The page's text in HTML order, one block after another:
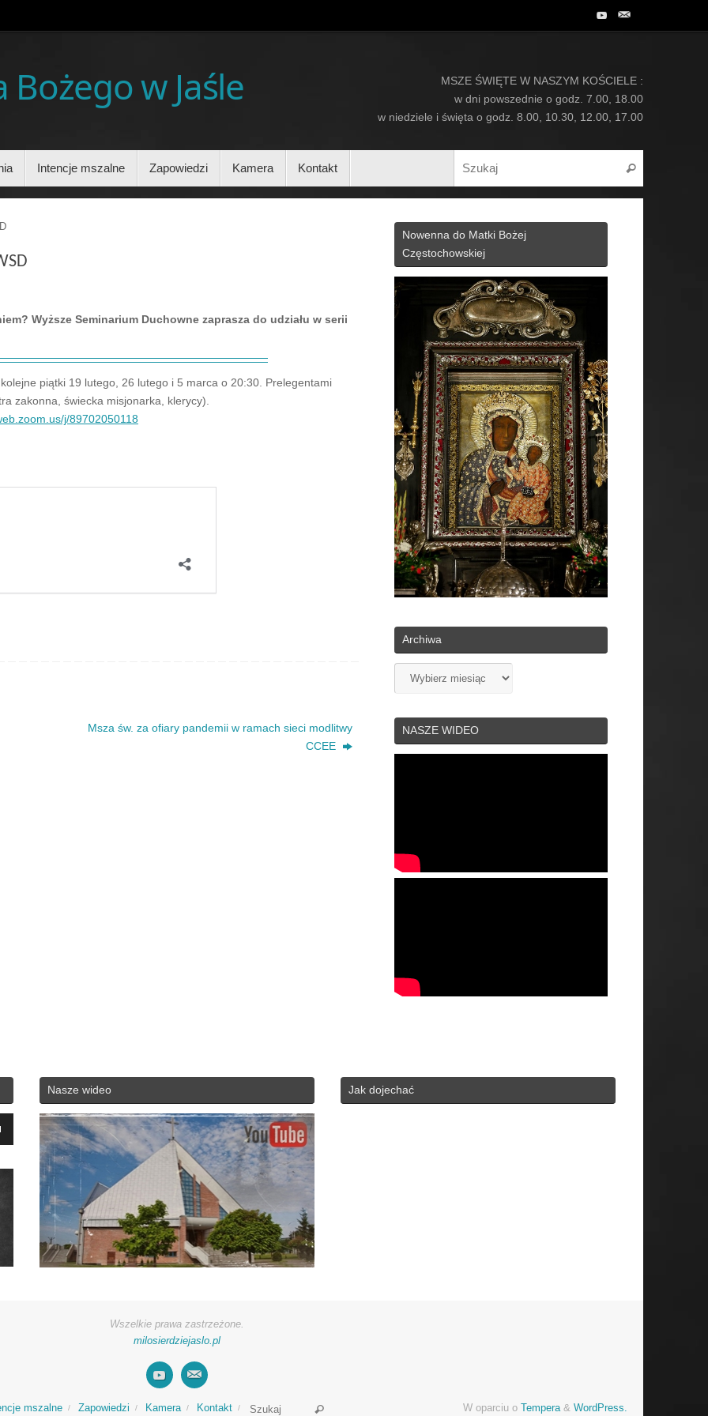
Bożego w Jaśle
MSZE ŚWIĘTE W NASZYM KOŚCIELE :
w dni powszednie o godz. 7.00, 18.00
w niedziele i święta o godz. 8.00, 10.30, 12.00, 17.00
Intencje mszalne Zapowiedzi Kamera Kontakt Szukaj
Wyższe Seminarium Duchowne zaprasza do udziału w serii
piątki 19 lutego, 26 lutego i 5 marca o 20:30. Prelegentami
zakonna, świecka misjonarka, klerycy).
j/89702050118
Msza św. za ofiary pandemii w ramach sieci modlitwy
CCEE
Nowenna do Matki Bożej
Częstochowskiej
Archiwa
NASZE WIDEO
Nasze wideo Jak dojechać
Wszelkie prawa zastrzeżone.
milosierdziejaslo.pl
mszalne Zapowiedzi Kamera Kontakt Szukaj W oparciu o Tempera& WordPress.